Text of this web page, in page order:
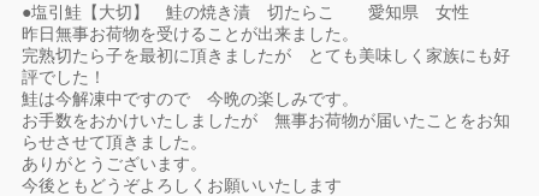
●塩引鮭【大切】 鮭の焼き漬 切たらこ 愛知県 女性
昨日無事お荷物を受けることが出来ました。
完熟切たら子を最初に頂きましたが とても美味しく家族にも好
評でした！
鮭は今解凍中ですので 今晩の楽しみです。
お手数をおかけいたしましたが 無事お荷物が届いたことをお知
らせさせて頂きました。
ありがとうございます。
今後ともどうぞよろしくお願いいたします